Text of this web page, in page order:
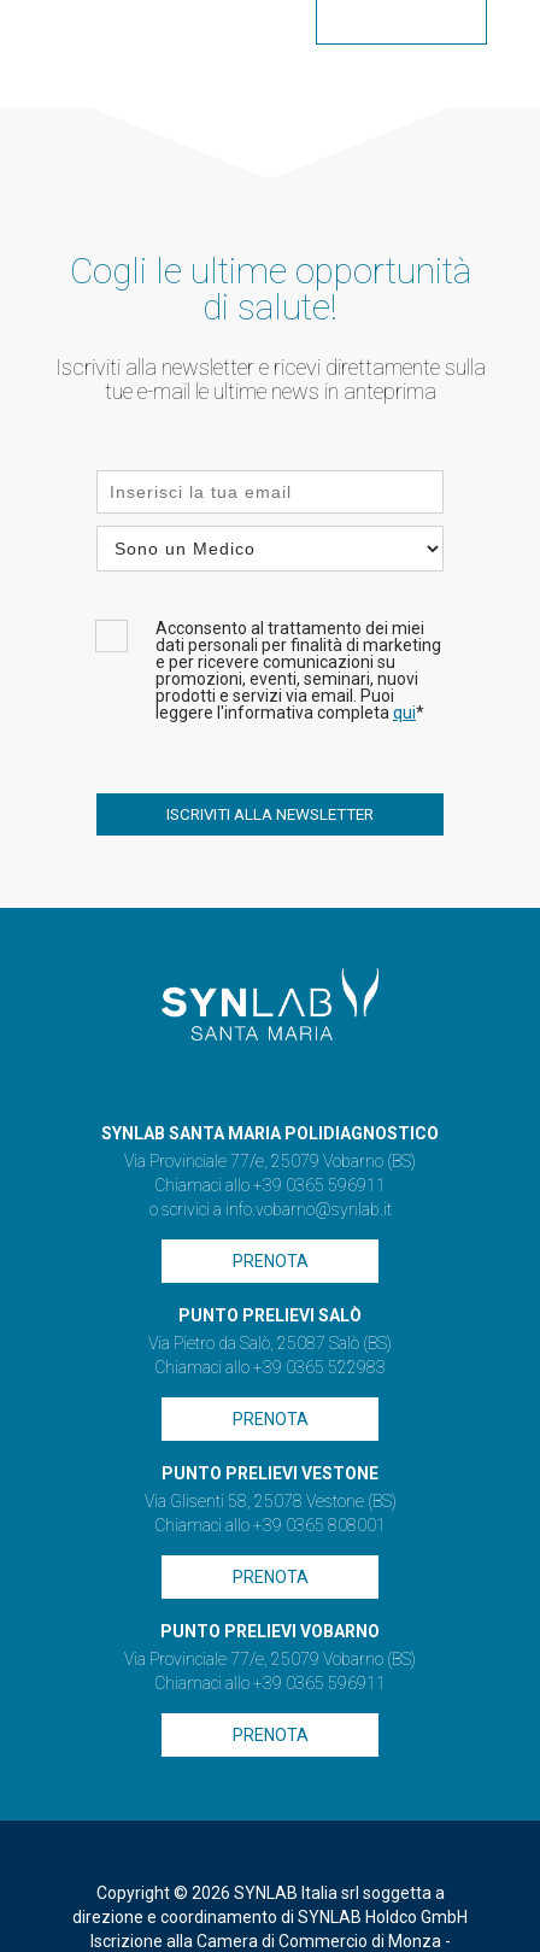
Cogli le ultime opportunità
di salute!
Iscriviti alla newsletter e ricevi direttamente sulla
tue e-mail le ultime news in anteprima
Acconsento al trattamento dei miei
dati personali per finalità di marketing
e per ricevere comunicazioni su
promozioni, eventi, seminari, nuovi
prodotti e servizi via email. Puoi
leggere l'informativa completa qui*
ISCRIVITI ALLA NEWSLETTER
SYNLAB SANTA MARIA POLIDIAGNOSTICO
Via Provinciale 77/e, 25079 Vobarno (BS)
Chiamaci allo +39 0365 596911
o scrivici a info.vobarno@synlab.it
PRENOTA
PUNTO PRELIEVI SALÒ
Via Pietro da Salò, 25087 Salò (BS)
Chiamaci allo +39 0365 522983
PRENOTA
PUNTO PRELIEVI VESTONE
Via Glisenti 58, 25078 Vestone (BS)
Chiamaci allo +39 0365 808001
PRENOTA
PUNTO PRELIEVI VOBARNO
Via Provinciale 77/e, 25079 Vobarno (BS)
Chiamaci allo +39 0365 596911
PRENOTA
Copyright © 2026 SYNLAB Italia srl soggetta a
direzione e coordinamento di SYNLAB Holdco GmbH
Iscrizione alla Camera di Commercio di Monza -